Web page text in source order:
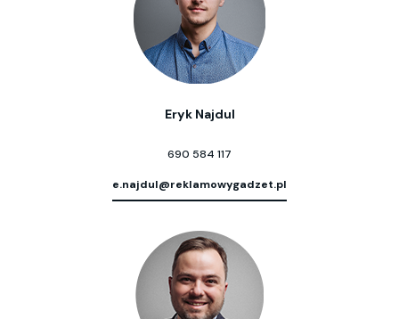
Eryk Najdul
690 584 117
e.najdul@reklamowygadzet.pl